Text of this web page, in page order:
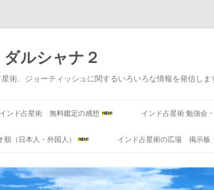
ルシャナ２
術、ジョーティッシュに関するいろいろな情報を発信しま
ツ
へ
ッ
プ
インド占星術 無料鑑定の感想 インド占星術 勉強会
（日本人・外国人） インド占星術の広場 掲示板